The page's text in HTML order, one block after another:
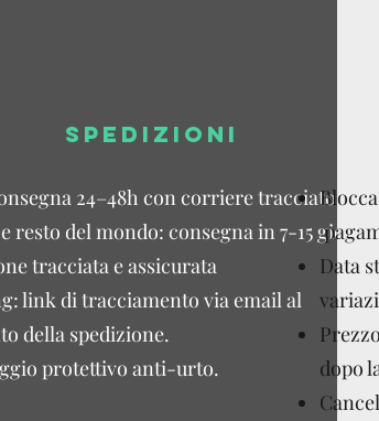
SPEDIZIONI
24–48h con corriere tracciato.
resto del mondo: consegna in 7-15 giorni
tracciata e assicurata
link di tracciamento via email al
della spedizione.
protettivo anti-urto.
Data
dopo